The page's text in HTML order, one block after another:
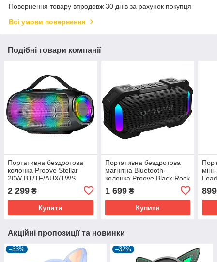
Повернення товару впродовж 30 днів за рахунок покупця
Всі умови повернення
Подібні товари компанії
Портативна бездротова
колонка Proove Stellar
20W BT/TF/AUX/TWS
2 299 ₴
Купити
Портативна бездротова
магнітна Bluetooth-
колонка Proove Black Rock
захист від води, 2000мАг
1 699₴
Купити
BT/
899
Акційні пропозиції та новинки
–33% –32%